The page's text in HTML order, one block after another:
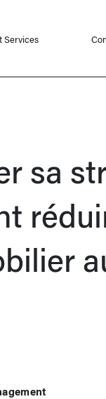
Services
sa